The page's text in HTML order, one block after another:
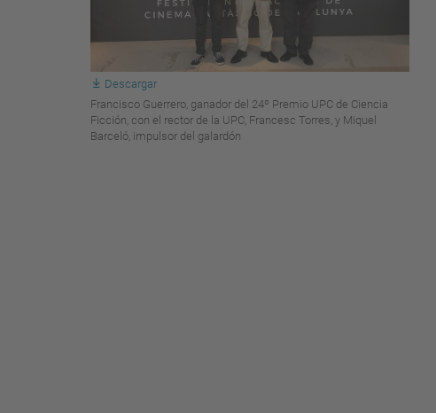
Descargar
Francisco Guerrero, ganador del 24º Premio UPC de Ciencia
Ficción, con el rector de la UPC, Francesc Torres, y Miquel
Barceló, impulsor del galardón